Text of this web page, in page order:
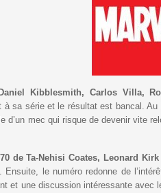
Kibblesmith, Carlos Villa,
à sa série et le résultat est bancal.
d’un mec qui risque de devenir vite
de Ta-Nehisi Coates, Leonard
Ensuite, le numéro redonne de
et une discussion intéressante avec